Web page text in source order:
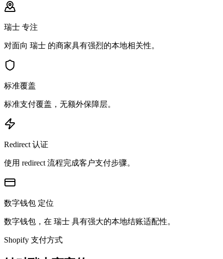
瑞士 专注
对面向 瑞士 的商家具有强烈的本地相关性。
标准覆盖
标准支付覆盖，无额外保障层。
Redirect 认证
使用 redirect 流程完成客户支付步骤。
数字钱包 定位
数字钱包，在 瑞士 具有强大的本地结账适配性。
Shopify 支付方式